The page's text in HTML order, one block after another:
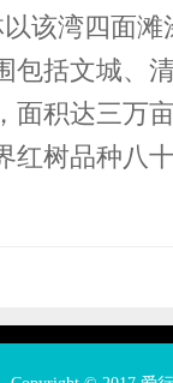
该湾四面
包括文城、
面积达三万
红树品种八